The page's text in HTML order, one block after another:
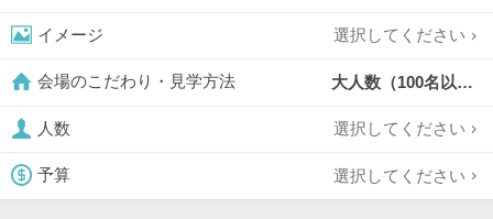
イメージ 選択してください
会場のこだわり・見学方法 大人数（100名以上）,
人数 選択してください
予算 選択してください